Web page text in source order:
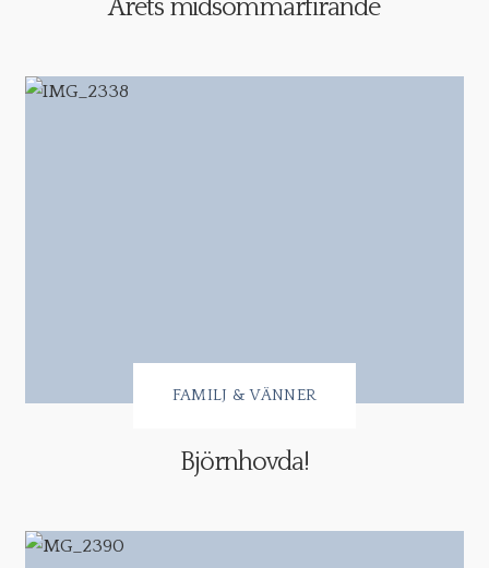
Årets midsommarfirande
FAMILJ & VÄNNER
Björnhovda!